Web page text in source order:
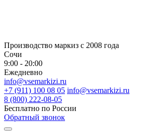
Производство маркиз с 2008 года
Сочи
9:00 - 20:00
Ежедневно
info@vsemarkizi.ru
+7 (911) 100 08 05 info@vsemarkizi.ru
8 (800) 222-08-05
Бесплатно по России
Обратный звонок